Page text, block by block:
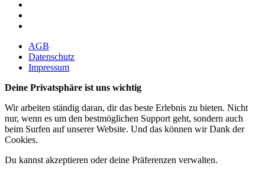
AGB
Datenschutz
Impressum
Deine Privatsphäre ist uns wichtig
Wir arbeiten ständig daran, dir das beste Erlebnis zu bieten. Nicht
nur, wenn es um den bestmöglichen Support geht, sondern auch
beim Surfen auf unserer Website. Und das können wir Dank der
Cookies.
Du kannst akzeptieren oder deine Präferenzen verwalten.